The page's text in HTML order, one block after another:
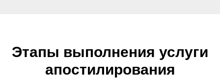
Этапы выполнения услуги
апостилирования